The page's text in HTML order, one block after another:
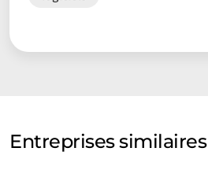
Entreprises similaires